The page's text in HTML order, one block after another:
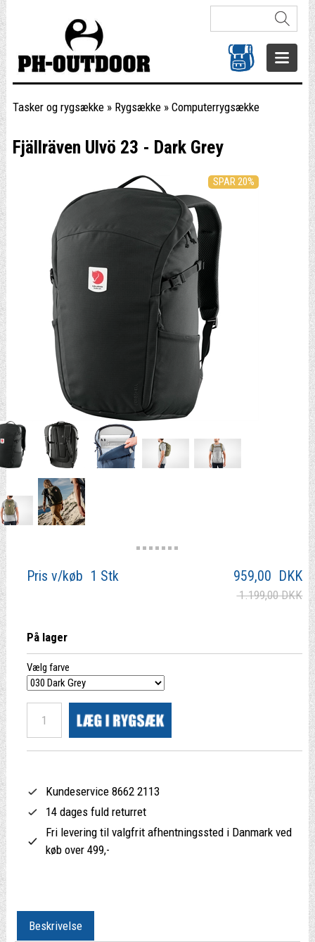
Tasker og rygsække» Rygsække» Computerrygsække
Fjällräven Ulvö 23 - Dark Grey
SPAR 20%
Pris v/køb 1 Stk 959,00 DKK
1.199,00 DKK
På lager
Vælg farve
Kundeservice 8662 2113
14 dages fuld returret
Fri levering til valgfrit afhentningssted i Danmark ved
køb over 499,-
Beskrivelse